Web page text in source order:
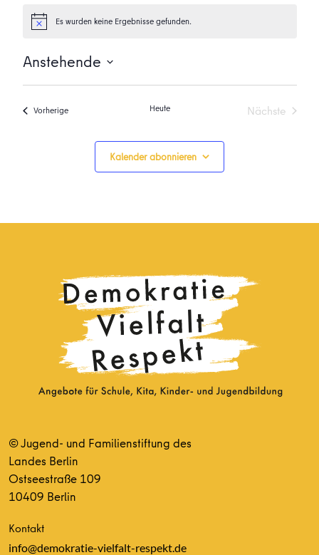
HinweisEs wurden keine Ergebnisse gefunden.
Anstehende
Datum
VorherigeVeranstaltungen Heute
Nächste
Kalender abonnieren
© Jugend- und Familienstiftung des
Landes Berlin
Ostseestraße 109
10409 Berlin
Kontakt
info@demokratie-vielfalt-respekt.de